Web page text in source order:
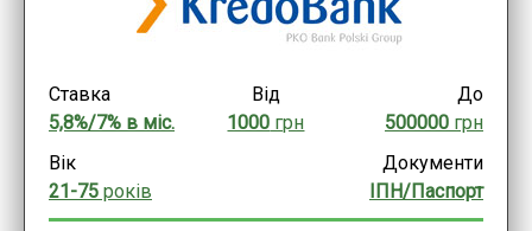
Ставка
5,8%/7% в міс.
Від
1000 грн
До
500000грн
Вік
21-75 років
Документи
ІПН/Паспорт